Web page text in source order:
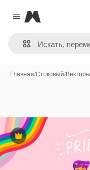
Close menu
Magnific
Главная/Стоковый/Векторы
Премиум